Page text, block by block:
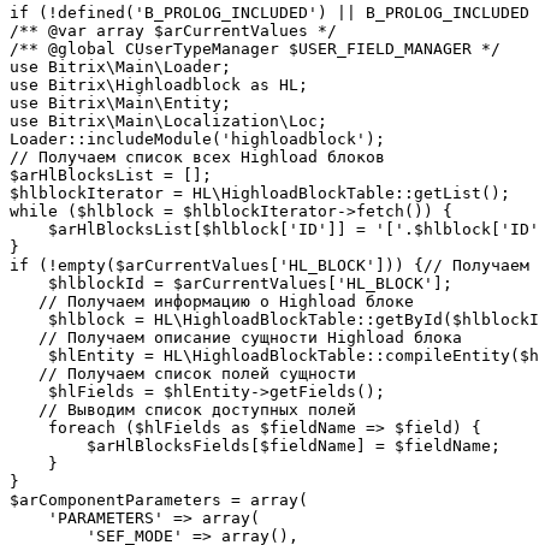
if (!defined('B_PROLOG_INCLUDED') ||
/** @var array $arCurrentValues */
/** @global CUserTypeManager $USER_FIELD_MANAGER */
use Bitrix\Main\Loader;
use Bitrix\Highloadblock as HL;
use Bitrix\Main\Entity;
use Bitrix\Main\Localization\Loc;
Loader::includeModule('highloadblock');
// Получаем список всех Highload блоков
$arHlBlocksList = [];
$hlblockIterator = HL\HighloadBlockTable::getList();
while ($hlblock = $hlblockIterator->fetch()) {
$arHlBlocksList[$hlblock['ID']] =
}
if (!empty($arCurrentValues['HL_BLOCK'])) {// Получаем
    $hlblockId = $arCurrentValues['HL_BLOCK'];
   // Получаем информацию о Highload блоке
$hlblock =
   // Получаем описание сущности Highload блока
$hlEntity =
   // Получаем список полей сущности
    $hlFields = $hlEntity->getFields();
   // Выводим список доступных полей
    foreach ($hlFields as $fieldName => $field) {
        $arHlBlocksFields[$fieldName] = $fieldName;
    }
}
$arComponentParameters = array(
    'PARAMETERS' => array(
        'SEF_MODE' => array(),